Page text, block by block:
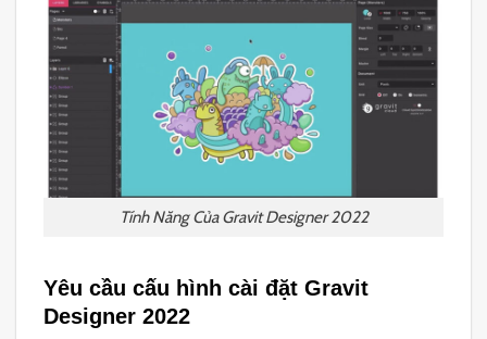
Tính Năng Của Gravit Designer 2022
Yêu cầu cấu hình cài đặt Gravit
Designer 2022